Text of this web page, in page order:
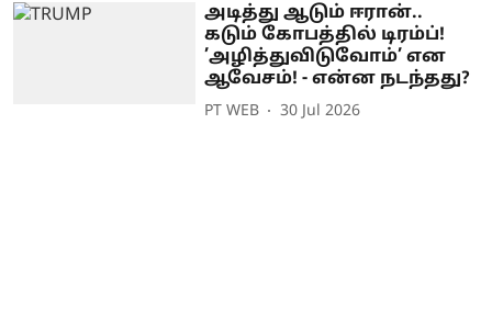
அடித்து ஆடும் ஈரான்..
கடும் கோபத்தில் டிரம்ப்!
’அழித்துவிடுவோம்’ என
ஆவேசம்! - என்ன நடந்தது?
PT WEB 30 Jul 2026